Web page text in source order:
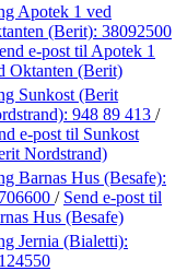
Apotek 1 ved
(Berit): 38092500
e-post til Apotek 1
Oktanten (Berit)
Sunkost (Berit
948 89 413 /
e-post til Sunkost
Nordstrand)
Barnas Hus (Besafe):
/ Send e-post til
Hus (Besafe)
Jernia (Bialetti):